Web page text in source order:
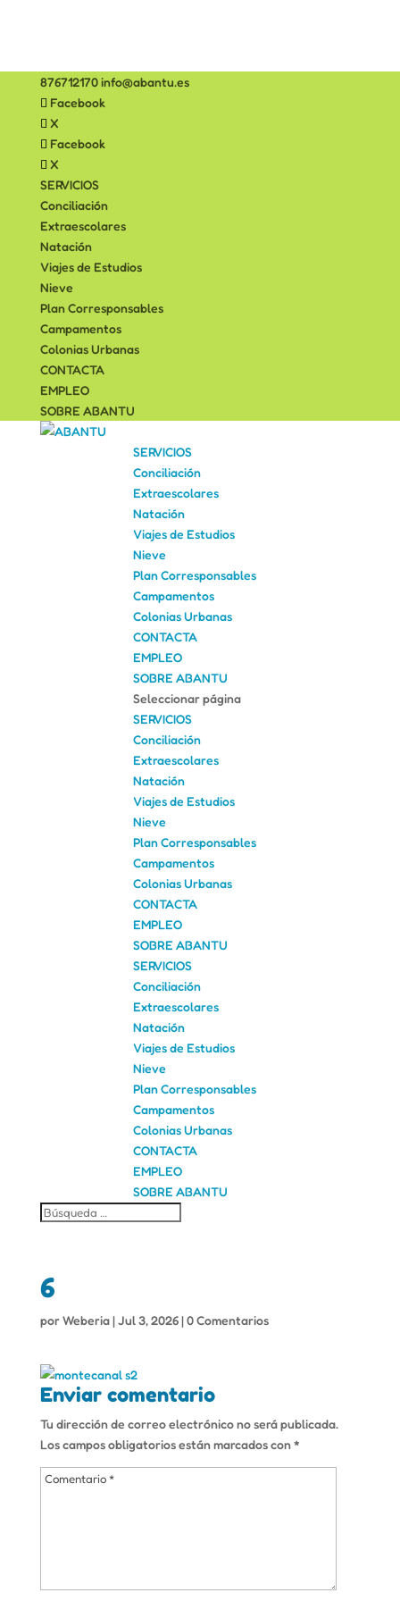
876712170info@abantu.es
Facebook
X
Facebook
X
SERVICIOS
Conciliación
Extraescolares
Natación
Viajes de Estudios
Nieve
Plan Corresponsables
Campamentos
Colonias Urbanas
CONTACTA
EMPLEO
SOBRE ABANTU
SERVICIOS
Conciliación
Extraescolares
Natación
Viajes de Estudios
Nieve
Plan Corresponsables
Campamentos
Colonias Urbanas
CONTACTA
EMPLEO
SOBRE ABANTU
Seleccionar página
SERVICIOS
Conciliación
Extraescolares
Natación
Viajes de Estudios
Nieve
Plan Corresponsables
Campamentos
Colonias Urbanas
CONTACTA
EMPLEO
SOBRE ABANTU
SERVICIOS
Conciliación
Extraescolares
Natación
Viajes de Estudios
Nieve
Plan Corresponsables
Campamentos
Colonias Urbanas
CONTACTA
EMPLEO
SOBRE ABANTU
6
porWeberia|Jul 3, 2026|0 Comentarios
Enviar comentario
Tu dirección de correo electrónico no será publicada.
Los campos obligatorios están marcados con*